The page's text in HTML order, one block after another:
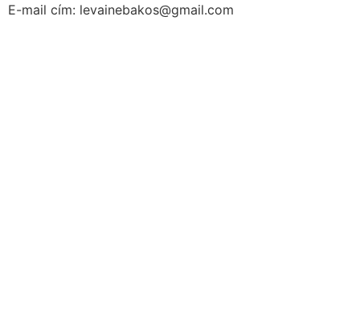
E-mail cím: levainebakos@gmail.com